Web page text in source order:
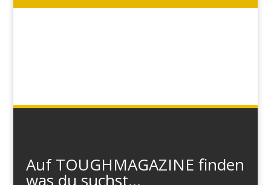
Auf TOUGHMAGAZINE finden
was du suchst...